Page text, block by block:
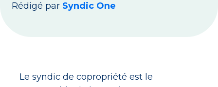
Rédigé par Syndic One
Le syndic de copropriété est le